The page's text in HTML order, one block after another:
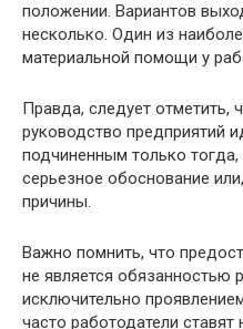
положении. Вариантов
несколько. Один из
материальной помощи у
Правда, следует отметить,
руководство предприятий
подчиненным только
серьезное обоснование
причины.
Важно помнить, что
не является обязанностью
исключительно
часто работодатели